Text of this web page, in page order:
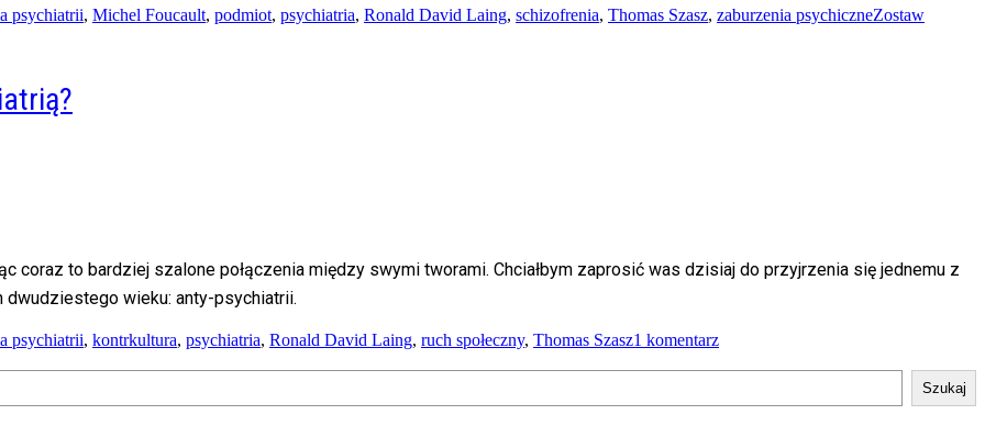
psychiatrii, Michel Foucault, podmiot, psychiatria, Ronald David Laing, schizofrenia, Thomas Szasz, zaburzenia psychiczneZostaw
coraz to bardziej szalone połączenia między swymi tworami. Chciałbym zaprosić was dzisiaj do przyjrzenia się jednemu z
dwudziestego wieku: anty-psychiatrii.
psychiatrii, kontrkultura, psychiatria, Ronald David Laing, ruch społeczny, Thomas Szasz1 komentarzdo
Szukaj